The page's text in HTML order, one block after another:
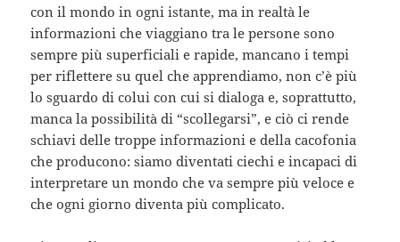
con il mondo in ogni istante, ma in realtà le
informazioni che viaggiano tra le persone sono
sempre più superficiali e rapide, mancano i tempi
per riflettere su quel che apprendiamo, non c’è più
lo sguardo di colui con cui si dialoga e, soprattutto,
manca la possibilità di “scollegarsi”, e ciò ci rende
schiavi delle troppe informazioni e della cacofonia
che producono: siamo diventati ciechi e incapaci di
interpretare un mondo che va sempre più veloce e
che ogni giorno diventa più complicato.